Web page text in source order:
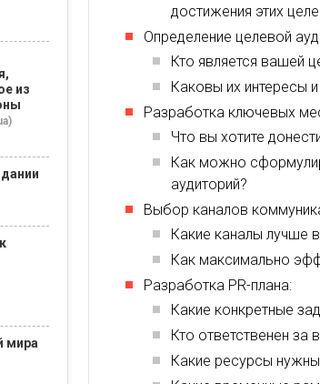
достижения этих
Определение целевой
Кто является вашей
Каковы их интересы
Разработка ключевых
Что вы хотите
Как можно
аудиторий?
Выбор каналов
Какие каналы лучше
Как максимально
Разработка PR-плана:
Какие конкретные
Кто ответственен за
Какие ресурсы
из
мира